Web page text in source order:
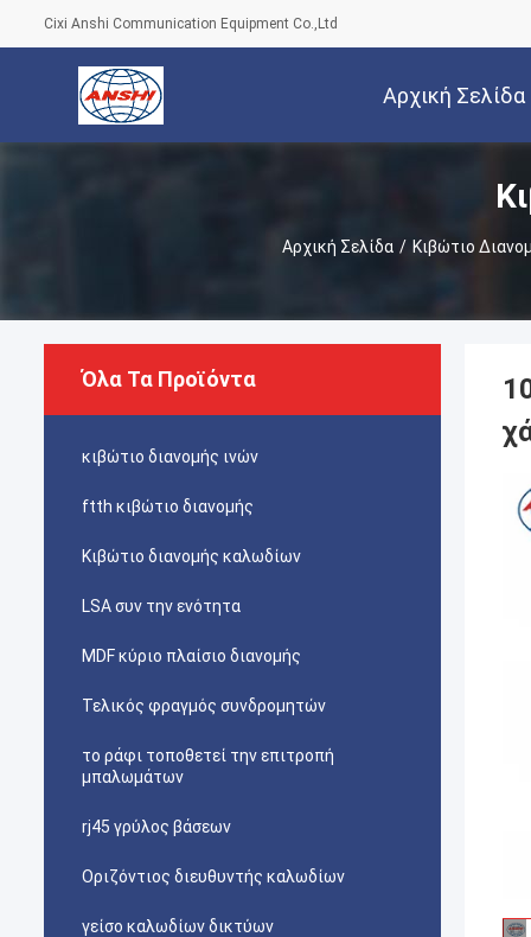
Cixi Anshi Communication Equipment Co.,Ltd
Αρχική Σελίδα
Αρχική Σελίδα / Κιβώτιο
Όλα Τα Προϊόντα
κιβώτιο διανομής ινών
ftth κιβώτιο διανομής
Κιβώτιο διανομής καλωδίων
LSA συν την ενότητα
MDF κύριο πλαίσιο διανομής
Τελικός φραγμός συνδρομητών
το ράφι τοποθετεί την επιτροπή
μπαλωμάτων
rj45 γρύλος βάσεων
Οριζόντιος διευθυντής καλωδίων
γείσο καλωδίων δικτύων